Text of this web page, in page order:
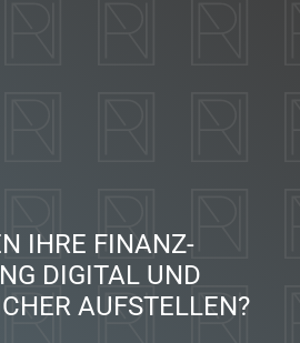
IHRE FINANZ­
DIGITAL UND
AUFSTELLEN?